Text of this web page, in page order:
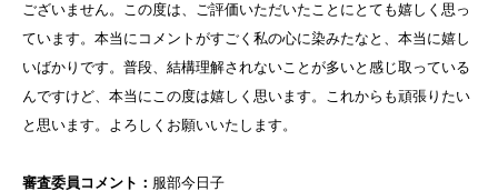
ございません。この度は、ご評価いただいたことにとても嬉しく思っ
ています。本当にコメントがすごく私の心に染みたなと、本当に嬉し
いばかりです。普段、結構理解されないことが多いと感じ取っている
んですけど、本当にこの度は嬉しく思います。これからも頑張りたい
と思います。よろしくお願いいたします。
審査委員コメント： 服部今日子